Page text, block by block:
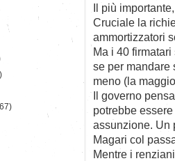
Il più
Cruciale la
ammortizzatori
Ma i 40
se per mandare
meno (la
Il governo
potrebbe
assunzione. Un
Magari col
Mentre i